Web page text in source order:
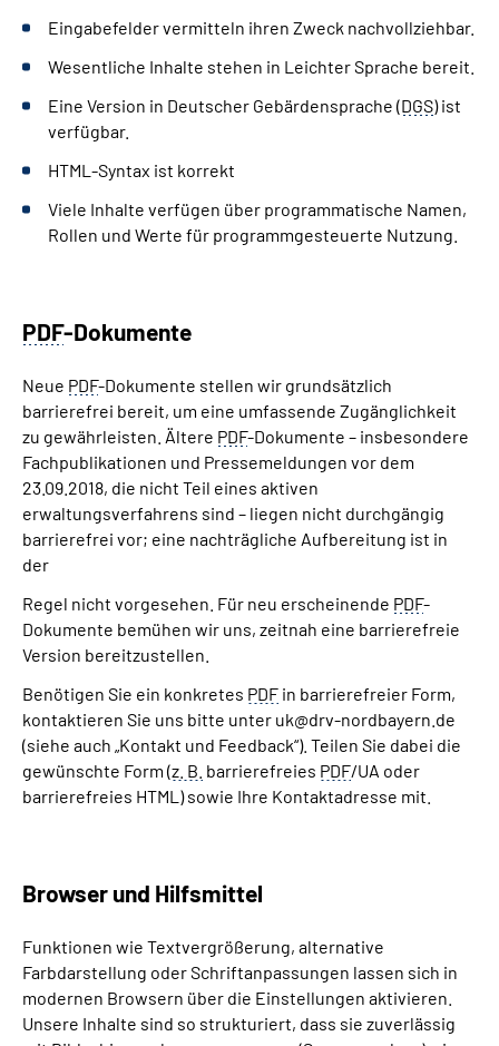
Eingabefelder vermitteln ihren Zweck nachvollziehbar.
Wesentliche Inhalte stehen in Leichter Sprache bereit.
Eine Version in Deutscher Gebärdensprache (DGS) ist
verfügbar.
HTML-Syntax ist korrekt
Viele Inhalte verfügen über programmatische Namen,
Rollen und Werte für programmgesteuerte Nutzung.
PDF-Dokumente
Neue PDF-Dokumente stellen wir grundsätzlich
barrierefrei bereit, um eine umfassende Zugänglichkeit
zu gewährleisten. Ältere PDF-Dokumente – insbesondere
Fachpublikationen und Pressemeldungen vor dem
23.09.2018, die nicht Teil eines aktiven
erwaltungsverfahrens sind – liegen nicht durchgängig
barrierefrei vor; eine nachträgliche Aufbereitung ist in
der
Regel nicht vorgesehen. Für neu erscheinende PDF-
Dokumente bemühen wir uns, zeitnah eine barrierefreie
Version bereitzustellen.
Benötigen Sie ein konkretes PDF in barrierefreier Form,
kontaktieren Sie uns bitte unter uk@drv-nordbayern.de
(siehe auch „Kontakt und Feedback“). Teilen Sie dabei die
gewünschte Form (z. B. barrierefreies PDF/UA oder
barrierefreies HTML) sowie Ihre Kontaktadresse mit.
Browser und Hilfsmittel
Funktionen wie Textvergrößerung, alternative
Farbdarstellung oder Schriftanpassungen lassen sich in
modernen Browsern über die Einstellungen aktivieren.
Unsere Inhalte sind so strukturiert, dass sie zuverlässig